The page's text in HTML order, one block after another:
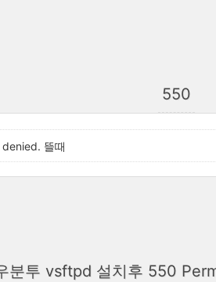
550
뜰때
분투 vsftpd 설치후 550